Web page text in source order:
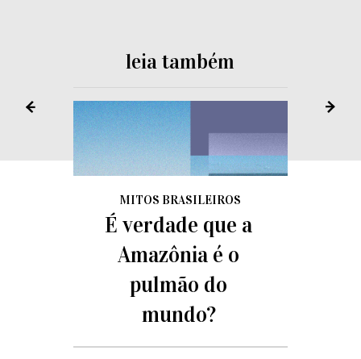
leia também
MITOS BRASILEIROS
É verdade que a
Amazônia é o
pulmão do
mundo?